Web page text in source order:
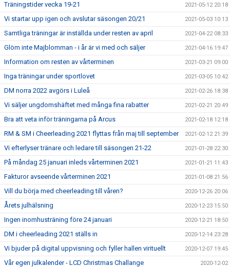
Träningstider vecka 19-21 2021-05-12 20:18
Vi startar upp igen och avslutar säsongen 20/21 2021-05-03 10:13
Samtliga träningar är inställda under resten av april 2021-04-22 08:33
Glöm inte Majblomman - i år är vi med och säljer 2021-04-16 19:47
Information om resten av vårterminen 2021-03-21 09:00
Inga träningar under sportlovet 2021-03-05 10:42
DM norra 2022 avgörs i Luleå 2021-02-26 18:38
Vi säljer ungdomshäftet med många fina rabatter 2021-02-21 20:49
Bra att veta inför träningarna på Arcus 2021-02-18 12:18
RM & SM i Cheerleading 2021 flyttas från maj till september 2021-02-12 21:39
Vi efterlyser tränare och ledare till säsongen 21-22 2021-01-28 22:30
På måndag 25 januari inleds vårterminen 2021 2021-01-21 11:43
Fakturor avseende vårterminen 2021 2021-01-08 21:56
Vill du börja med cheerleading till våren? 2020-12-26 20:06
Årets julhälsning 2020-12-23 15:50
Ingen inomhusträning före 24 januari 2020-12-21 18:50
DM i cheerleading 2021 ställs in 2020-12-14 23:28
Vi bjuder på digital uppvisning och fyller hallen virituellt 2020-12-07 19:45
Vår egen julkalender - LCD Christmas Challange 2020-12-02